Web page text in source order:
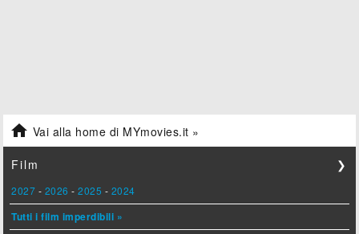
 Vai alla home di MYmovies.it »
Film ❯
2027 - 2026 -2025 - 2024
Tutti i film imperdibili »